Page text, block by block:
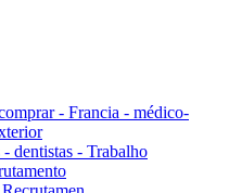
- Francia - médico-
dentistas - Trabalho